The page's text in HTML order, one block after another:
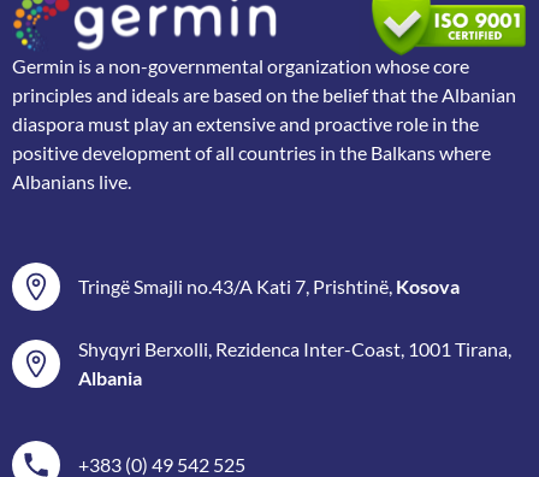
Germin is a non-governmental organization whose core
principles and ideals are based on the belief that the Albanian
diaspora must play an extensive and proactive role in the
positive development of all countries in the Balkans where
Albanians live.
Tringë Smajli no.43/A Kati 7, Prishtinë, Kosova
Shyqyri Berxolli, Rezidenca Inter-Coast, 1001 Tirana,
Albania
+383 (0) 49 542 525